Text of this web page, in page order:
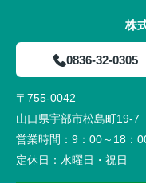
株
0836-32-0305
〒755-0042
山口県宇部市松島町19-7
営業時間： 9：00～18：
定休日： 水曜日・祝日